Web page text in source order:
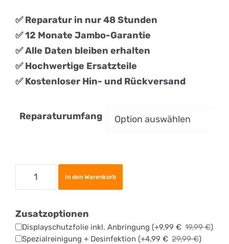
✅ Reparatur in nur 48 Stunden
✅ 12 Monate Jambo-Garantie
✅ Alle Daten bleiben erhalten
✅Hochwertige Ersatzteile
✅ Kostenloser Hin- und Rückversand
Reparaturumfang
Apple
iPad
12.9
(2018)
In den Warenkorb
Zusatzoptionen
Displayschutzfolie inkl. Anbringung (+9,99 € 19,99€)
Spezialreinigung + Desinfektion (+4,99 € 29,99€)